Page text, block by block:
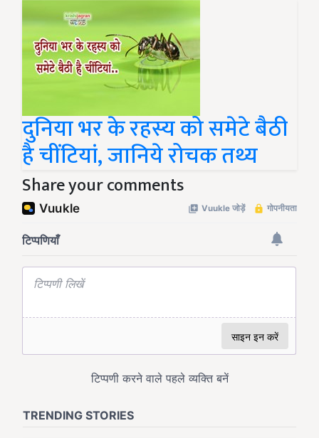
दुनिया भर के रहस्य को समेटे बैठी
है चींटियां, जानिये रोचक तथ्य
Share your comments